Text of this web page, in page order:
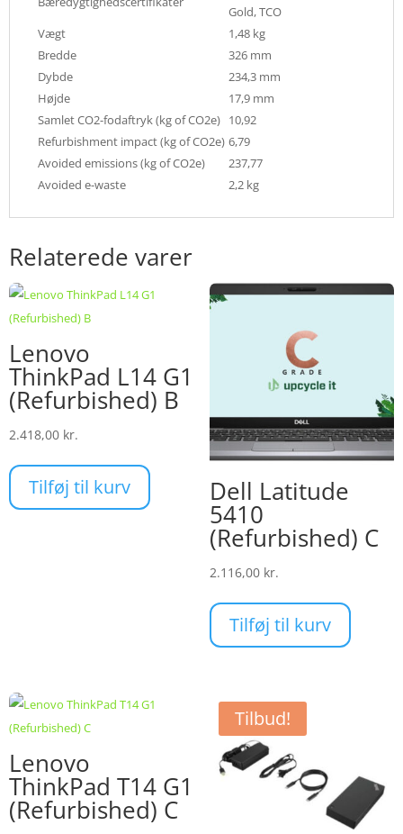
Gold, TCO
Vægt
1,48 kg
Bredde
326 mm
Dybde
234,3 mm
Højde
17,9 mm
Samlet CO2-fodaftryk (kg of CO2e) 10,92
Refurbishment impact (kg of CO2e) 6,79
Avoided emissions (kg of CO2e)
237,77
Avoided e-waste
2,2 kg
Relaterede varer
Lenovo
ThinkPad L14 G1
(Refurbished) B
2.418,00 kr.
Tilføj til kurv Dell Latitude
5410
(Refurbished) C
2.116,00 kr.
Tilføj til kurv
Lenovo
ThinkPad T14 G1
(Refurbished) C
Tilbud!